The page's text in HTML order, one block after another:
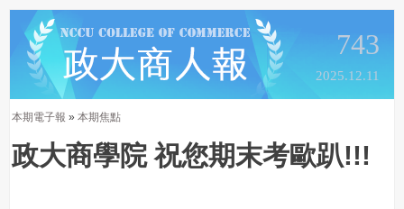
743
2025.12.11
本期電子報 » 本期焦點
政大商學院 祝您期末考歐趴!!!